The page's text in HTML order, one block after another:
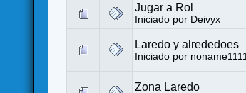
Jugar a Rol
Iniciado por Deivyx
Laredo y alrededoes
Iniciado por noname1111
Zona Laredo